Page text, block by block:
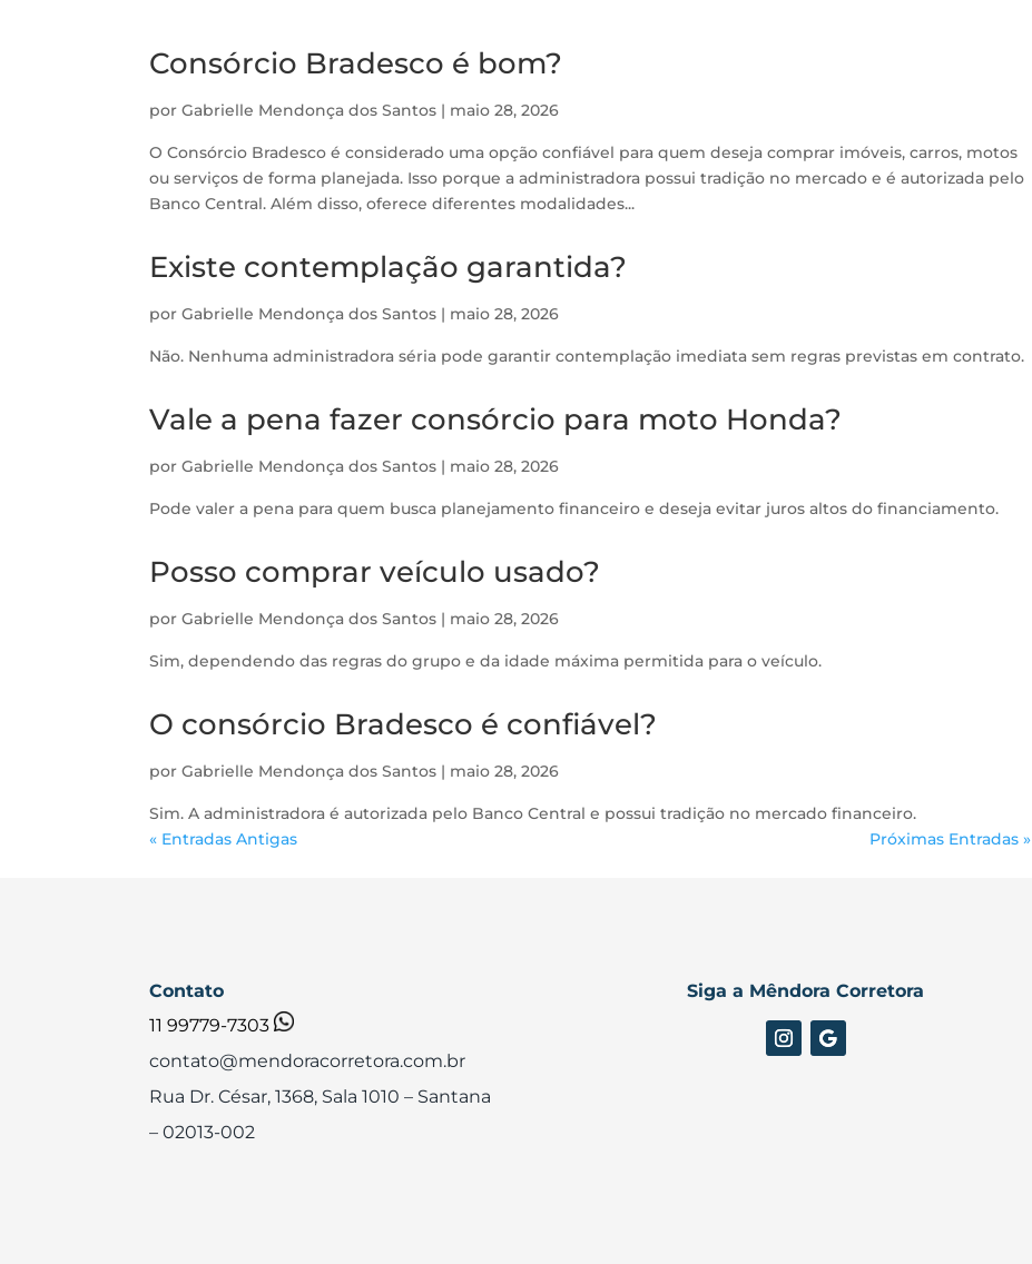
Consórcio Bradesco é bom?
porGabrielle Mendonça dos Santos | maio 28, 2026
O Consórcio Bradesco é considerado uma opção confiável para quem deseja comprar imóveis, carros, motos
ou serviços de forma planejada. Isso porque a administradora possui tradição no mercado e é autorizada pelo
Banco Central. Além disso, oferece diferentes modalidades...
Existe contemplação garantida?
porGabrielle Mendonça dos Santos | maio 28, 2026
Não. Nenhuma administradora séria pode garantir contemplação imediata sem regras previstas em contrato.
Vale a pena fazer consórcio para moto Honda?
porGabrielle Mendonça dos Santos | maio 28, 2026
Pode valer a pena para quem busca planejamento financeiro e deseja evitar juros altos do financiamento.
Posso comprar veículo usado?
porGabrielle Mendonça dos Santos | maio 28, 2026
Sim, dependendo das regras do grupo e da idade máxima permitida para o veículo.
O consórcio Bradesco é confiável?
porGabrielle Mendonça dos Santos | maio 28, 2026
Sim. A administradora é autorizada pelo Banco Central e possui tradição no mercado financeiro.
« Entradas Antigas
Próximas Entradas »
Contato
11 99779-7303
contato@mendoracorretora.com.br
Rua Dr. César, 1368, Sala 1010 – Santana
– 02013-002
Siga a Mêndora Corretora